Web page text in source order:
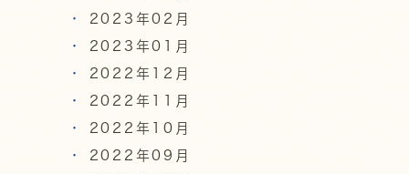
2023年02月
2023年01月
2022年12月
2022年11月
2022年10月
2022年09月